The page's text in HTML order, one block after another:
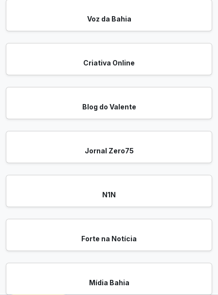
Voz da Bahia
Criativa Online
Blog do Valente
Jornal Zero75
N1N
Forte na Notícia
Mídia Bahia